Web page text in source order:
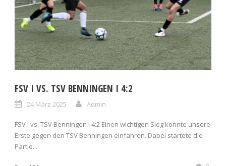
FSV I VS. TSV BENNINGEN I 4:2
24 März 2025 Admin
FSV I vs. TSV Benningen I 4:2 Einen wichtigen Sieg konnte unsere
Erste gegen den TSV Benningen einfahren. Dabei startete die
Partie...